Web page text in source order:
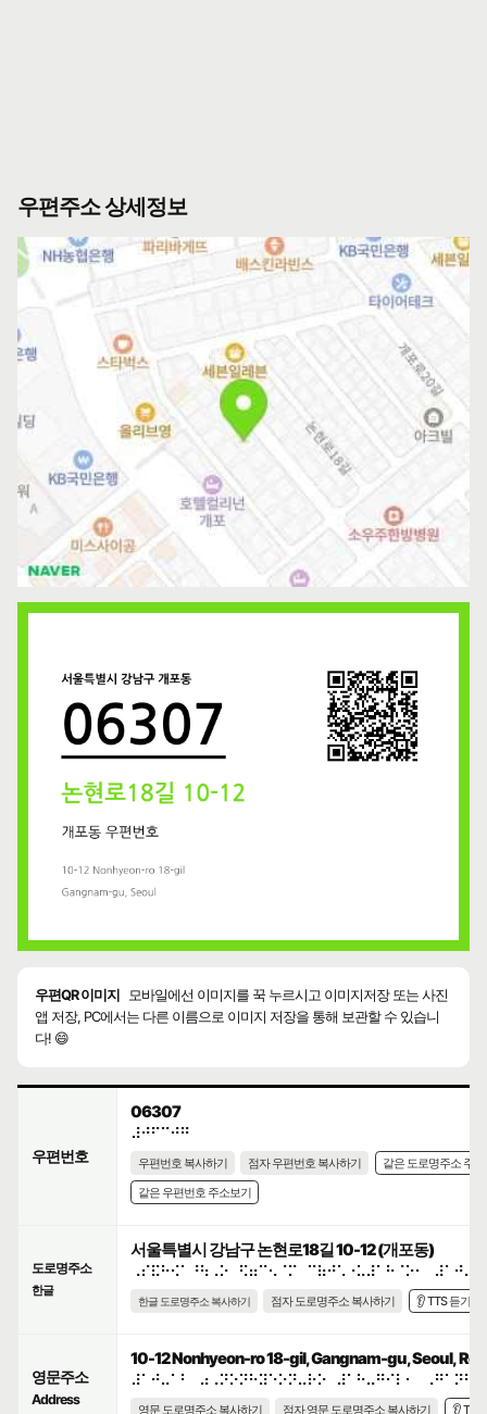
우편주소 상세정보
우편QR 이미지
모바일에선 이미지를 꾹 누르시고 이미지저장 또는 사진
앱 저장, PC에서는 다른 이름으로 이미지 저장을 통해 보관할 수 있습니
다! 😄
우편번호
06307
⠼⠚⠋⠉⠚⠛
우편번호 복사하기 점자 우편번호 복사하기
같은 도로명주소 주
같은 우편번호 주소보기
도로명주소
한글
서울특별시 강남구 논현로18길 10-12 (개포동)
한글 도로명주소 복사하기 점자 도로명주소 복사하기 👂 TTS 듣기
영문주소
Address
10-12 Nonhyeon-ro 18-gil, Gangnam-gu, Seoul,
영문 도로명주소 복사하기 점자 영문 도로명주소 복사하기 👂 TTS